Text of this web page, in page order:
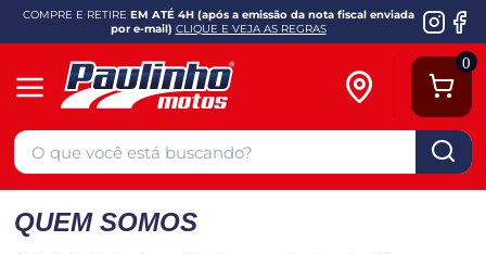
COMPRE E RETIRE EM ATÉ 4H (após a emissão da nota fiscal enviada
por e-mail) CLIQUE E VEJA AS REGRAS
0
QUEM SOMOS